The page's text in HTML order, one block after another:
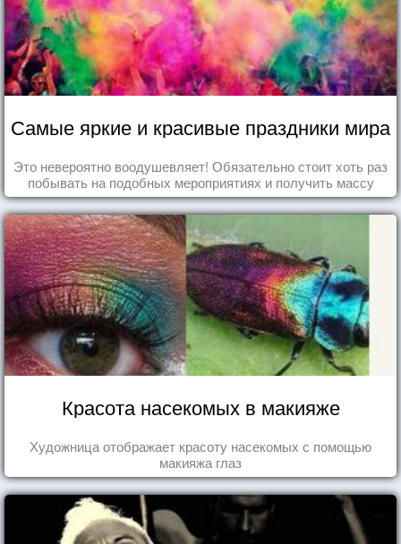
Самые яркие и красивые праздники мира
Это невероятно воодушевляет! Обязательно стоит хоть раз
побывать на подобных мероприятиях и получить массу
впечатлений!
Красота насекомых в макияже
Художница отображает красоту насекомых с помощью
макияжа глаз